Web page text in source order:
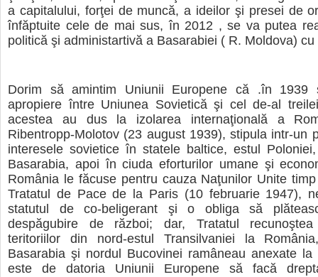
a capitalului, forţei de muncă, a ideilor şi presei de
înfăptuite cele de mai sus, în 2012 , se va putea
politică şi administartivă a Basarabiei ( R. Moldova)
Dorim să amintim Uniunii Europene că .în 1939
apropiere între Uniunea Sovietică şi cel de-al
acestea au dus la izolarea internaţională a
Ribentropp-Molotov (23 august 1939), stipula intr-un
interesele sovietice în statele baltice, estul
Basarabia, apoi în ciuda eforturilor umane şi
România le făcuse pentru cauza Naţunilor Unite
Tratatul de Pace de la Paris (10 februarie 1947),
statutul de co-beligerant şi o obliga să
despăgubire de război; dar, Tratatul recunoştea
teritoriilor din nord-estul Transilvaniei la
Basarabia şi nordul Bucovinei ramâneau anexate la
este de datoria Uniunii Europene să facă